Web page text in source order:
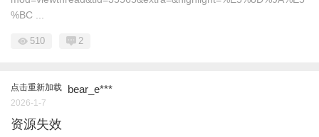
%BC ...
510 2
点击重新加载 bear_e***
2026-1-7
资源失效